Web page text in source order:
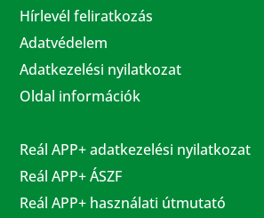
Hírlevél feliratkozás
Adatvédelem
Adatkezelési nyilatkozat
Oldal információk
Reál APP+ adatkezelési nyilatkozat
Reál APP+ ÁSZF
Reál APP+ használati útmutató